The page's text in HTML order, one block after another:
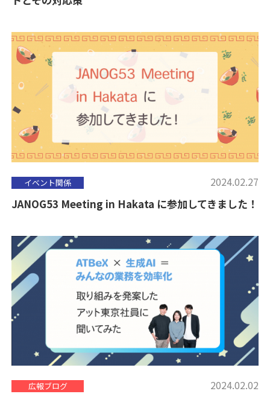
イベント関係 2024.02.27
JANOG53 Meeting in Hakata に参加してきました！
広報ブログ 2024.02.02